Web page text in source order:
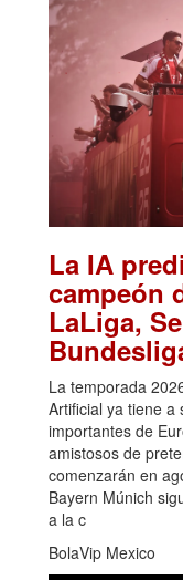
La IA
campeón
LaLiga,
La temporada
Artificial ya tiene a
importantes de
amistosos de
comenzarán en
Bayern Múnich
a la c
BolaVip Mexico